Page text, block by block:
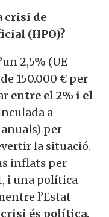
crisi de
(HPO)?
2,5% (UE
150.000 € per
entre el 2% i el
a
per
la situació.
inflats per
i una política
l’Estat
crisi és política,